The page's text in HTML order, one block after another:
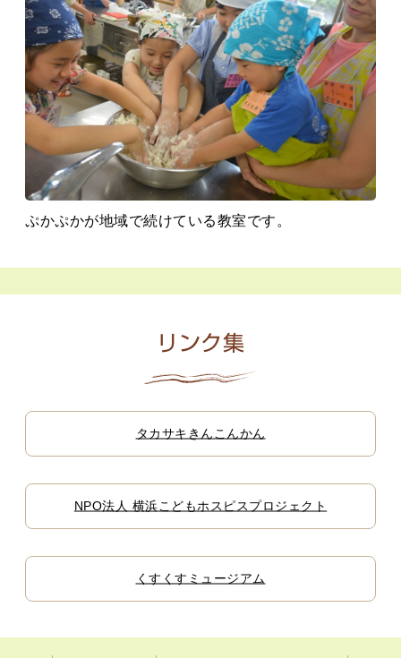
ぷかぷかが地域で続けている教室です。
リンク集
タカサキきんこんかん
NPO法人 横浜こどもホスピスプロジェクト
くすくすミュージアム